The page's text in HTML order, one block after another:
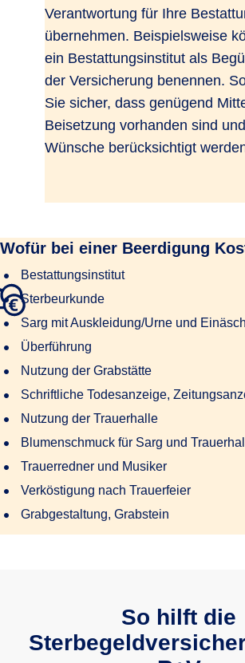
Verantwortung für Ihre
übernehmen. Beispielsweise
ein Bestattungsinstitut als
der Versicherung benennen.
Sie sicher, dass genügend
Beisetzung vorhanden sind
Wünsche berücksichtigt
Wofür bei einer Beerdigung
Bestattungsinstitut
Sterbeurkunde
Sarg mit Auskleidung/Urne und
Überführung
Nutzung der Grabstätte
Schriftliche Todesanzeige,
Nutzung der Trauerhalle
Blumenschmuck für Sarg und
Trauerredner und Musiker
Verköstigung nach Trauerfeier
Grabgestaltung, Grabstein
So hilft die